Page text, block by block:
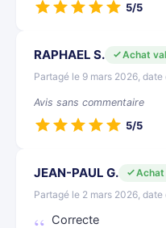
5/5
RAPHAEL S.
Achat
Partagé le 9 mars 2026,
Avis sans commentaire
5/5
JEAN-PAUL G.
Partagé le 2 mars 2026,
Correcte